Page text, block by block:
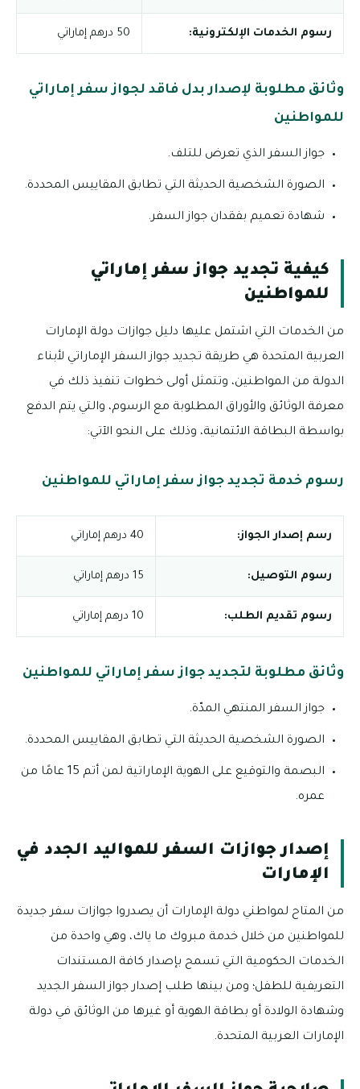
رسوم الخدمات الإلكترونية: 50 درهم إماراتي
وثائق مطلوبة لإصدار بدل فاقد لجواز سفر إماراتي
للمواطنين
جواز السفر الذي تعرض للتلف.
الصورة الشخصية الحديثة التي تطابق المقاييس المحددة.
شهادة تعميم بفقدان جواز السفر.
كيفية تجديد جواز سفر إماراتي
للمواطنين
من الخدمات التي اشتمل عليها دليل جوازات دولة الإمارات
العربية المتحدة هي طريقة تجديد جواز السفر الإماراتي لأبناء
الدولة من المواطنين، وتتمثل أولى خطوات تنفيذ ذلك في
معرفة الوثائق والأوراق المطلوبة مع الرسوم، والتي يتم الدفع
بواسطة البطاقة الائتمانية، وذلك على النحو الآتي:
رسوم خدمة تجديد جواز سفر إماراتي للمواطنين
رسم إصدار الجواز: 40 درهم إماراتي
رسوم التوصيل: 15 درهم إماراتي
رسوم تقديم الطلب: 10 درهم إماراتي
وثائق مطلوبة لتجديد جواز سفر إماراتي للمواطنين
جواز السفر المنتهي المدّة.
الصورة الشخصية الحديثة التي تطابق المقاييس المحددة.
البصمة والتوقيع على الهوية الإماراتية لمن أتم 15 عامًا من
عمره.
إصدار جوازات السفر للمواليد الجدد في
الإمارات
من المتاح لمواطني دولة الإمارات أن يصدروا جوازات سفر جديدة
للمواطنين من خلال خدمة مبروك ما ياك، وهي واحدة من
الخدمات الحكومية التي تسمح بإصدار كافة المستندات
التعريفية للطفل؛ ومن بينها طلب إصدار جواز السفر الجديد
وشهادة الولادة أو بطاقة الهوية أو غيرها من الوثائق في دولة
الإمارات العربية المتحدة.